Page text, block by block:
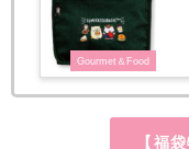
Gourmet＆Food
【福